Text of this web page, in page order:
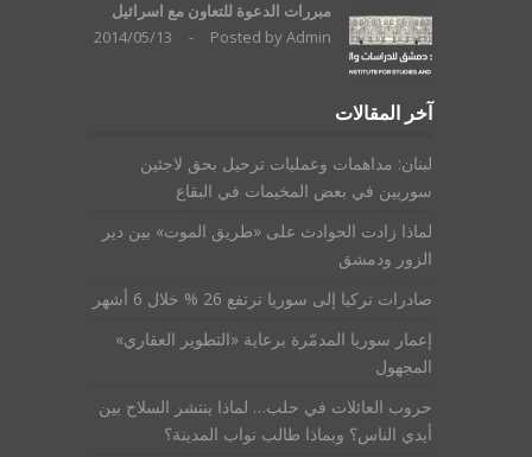
مبررات الدعوة للتعاون مع اسرائيل
Posted byAdmin
-
2014/05/13
آخر المقالات
لبنان: مداهمات وعمليات ترحيل بحق لاجئين
سوريين في بعض المخيمات في البقاع
لماذا زادت الحوادث على «طريق الموت» بين دير
الزور ودمشق
صادرات تركيا إلى سوريا ترتفع 26 % خلال 6 أشهر
إعمار سوريا المدمّرة برعاية «التطوير العقاري»
المجهول
حروب العائلات في حلب… لماذا ينتشر السلاح بين
أيدي الناس؟ وبماذا طالب نواب المدينة؟